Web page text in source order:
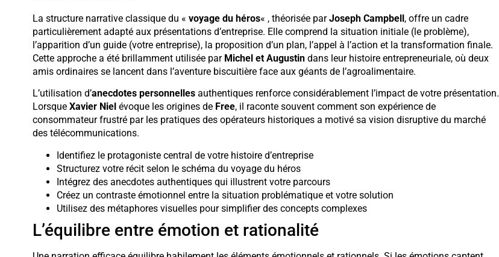
La structure narrative classique du « voyage du héros« , théorisée parJoseph Campbell, offre un cadre
particulièrement adapté aux présentations d’entreprise. Elle comprend la situation initiale (le problème),
l’apparition d’un guide (votre entreprise), la proposition d’un plan, l’appel à l’action et la transformation finale.
Cette approche a été brillamment utilisée par Michel et Augustindans leur histoire entrepreneuriale, où deux
amis ordinaires se lancent dans l’aventure biscuitière face aux géants de l’agroalimentaire.
L’utilisation d’anecdotes personnellesauthentiques renforce considérablement l’impact de votre présentation.
Lorsque Xavier Nielévoque les origines de Free, il raconte souvent comment son expérience de
consommateur frustré par les pratiques des opérateurs historiques a motivé sa vision disruptive du marché
des télécommunications.
Identifiez le protagoniste central de votre histoire d’entreprise
Structurez votre récit selon le schéma du voyage du héros
Intégrez des anecdotes authentiques qui illustrent votre parcours
Créez un contraste émotionnel entre la situation problématique et votre solution
Utilisez des métaphores visuelles pour simplifier des concepts complexes
L’équilibre entre émotion et rationalité